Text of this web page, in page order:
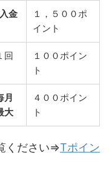
金
１，５００ポ
イント
回
１００ポイン
ト
月
大
４００ポイン
ト
ください⇒Tポイン